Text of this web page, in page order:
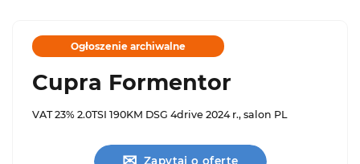
Ogłoszenie archiwalne
Cupra Formentor
VAT 23% 2.0TSI 190KM DSG 4drive 2024 r., salon PL
Zapytaj o ofertę